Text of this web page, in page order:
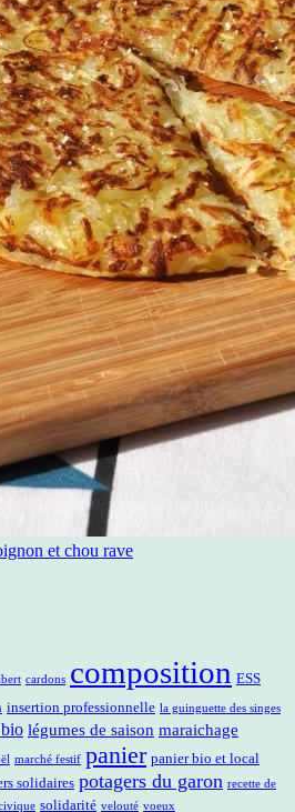
et chou rave
cardons composition ESS
insertion professionnelle la guinguette des singes
légumes de saison maraichage
marché festif panier panier bio et local
solidaires potagers du garon recette de
solidarité velouté voeux